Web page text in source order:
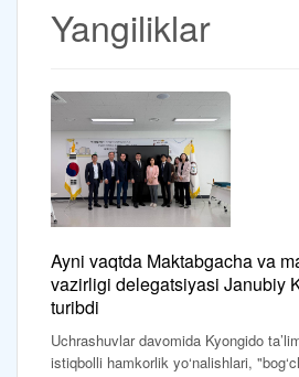
Yangiliklar
Ayni vaqtda Maktabgacha va
vazirligi delegatsiyasi Janubiy
turibdi
Uchrashuvlar davomida Kyongido
istiqbolli hamkorlik yo‘nalishlari,